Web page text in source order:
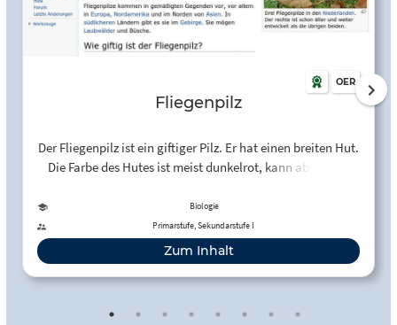
OER
Fliegenpilz
Der Fliegenpilz ist ein giftiger Pilz. Er hat einen breiten Hut.
Die Farbe des Hutes ist meist dunkelrot, kann aber auch
finden Schüler*innen die wesentlichsten Informationen zu
dieser Pilzart.
Biologie
Primarstufe, Sekundarstufe I
Zum Inhalt